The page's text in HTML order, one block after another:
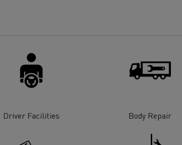
estruturas de carregamento para
os seus camiões eléctricos
Driver Facilities Body Repair